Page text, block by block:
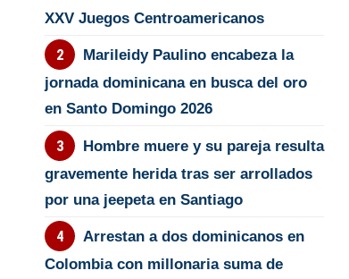
XXV Juegos Centroamericanos
Marileidy Paulino encabeza la
jornada dominicana en busca del oro
en Santo Domingo 2026
Hombre muere y su pareja resulta
gravemente herida tras ser arrollados
por una jeepeta en Santiago
Arrestan a dos dominicanos en
Colombia con millonaria suma de